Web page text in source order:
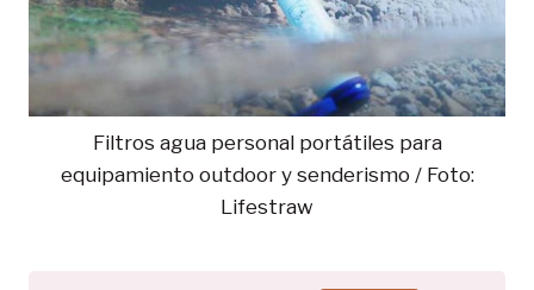
Filtros agua personal portátiles para
equipamiento outdoor y senderismo / Foto:
Lifestraw